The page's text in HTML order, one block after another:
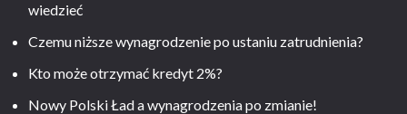
wiedzieć
Czemu niższe wynagrodzenie po ustaniu zatrudnienia?
Kto może otrzymać kredyt 2%?
Nowy Polski Ład a wynagrodzenia po zmianie!